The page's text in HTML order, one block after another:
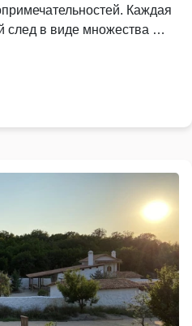
Каждая
след в виде множества …